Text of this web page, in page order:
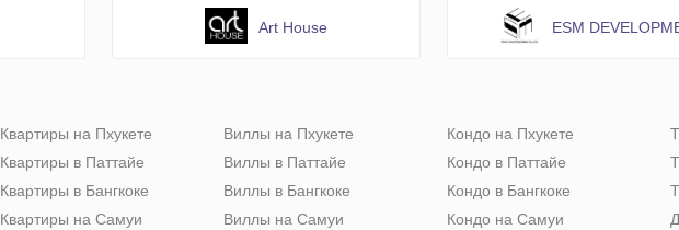
Art House ESM
Квартиры на Пхукете
Квартиры в Паттайе
Квартиры в Бангкоке
Квартиры на Самуи
Виллы на Пхукете
Виллы в Паттайе
Виллы в Бангкоке
Виллы на Самуи
Кондо на Пхукете
Кондо в Паттайе
Кондо в Бангкоке
Кондо на Самуи